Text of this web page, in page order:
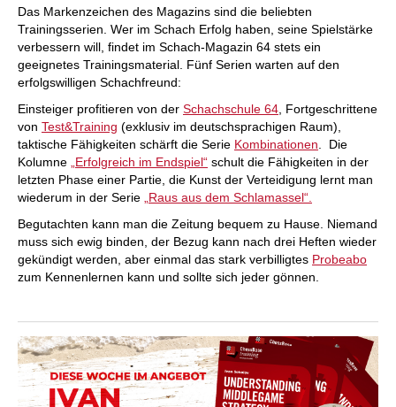
Das Markenzeichen des Magazins sind die beliebten
Trainingsserien. Wer im Schach Erfolg haben, seine Spielstärke
verbessern will, findet im Schach-Magazin 64 stets ein
geeignetes Trainingsmaterial. Fünf Serien warten auf den
erfolgswilligen Schachfreund:
Einsteiger profitieren von der Schachschule 64 , Fortgeschrittene
von Test&Training (exklusiv im deutschsprachigen Raum),
taktische Fähigkeiten schärft die Serie Kombinationen
Die
Kolumne
„Erfolgreich im Endspiel“ schult die Fähigkeiten in der
letzten Phase einer Partie, die Kunst der Verteidigung lernt man
wiederum in der Serie
„Raus aus dem Schlamassel“.
Begutachten kann man die Zeitung bequem zu Hause. Niemand
muss sich ewig binden, der Bezug kann nach drei Heften wieder
gekündigt werden, aber einmal das stark verbilligtes Probeabo
zum Kennenlernen kann und sollte sich jeder gönnen.